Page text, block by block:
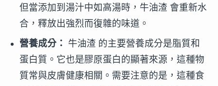
但當添加到湯汁中如高湯時，牛油渣 會重新水
合，釋放出強烈而復雜的味道。
營養成分：
牛油渣 的主要營養成分是脂質和
蛋白質。它也是膠原蛋白的顯著來源，這種物
質常與皮膚健康相關。需要注意的是，這種食